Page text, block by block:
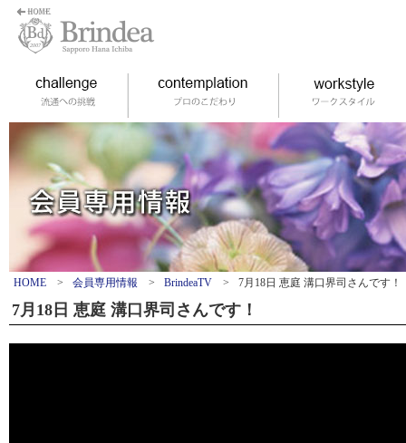
HOME > 会員専用情報 > BrindeaTV > 7月18日 恵庭 溝口界司さんです！
7月18日 恵庭 溝口界司さんです！